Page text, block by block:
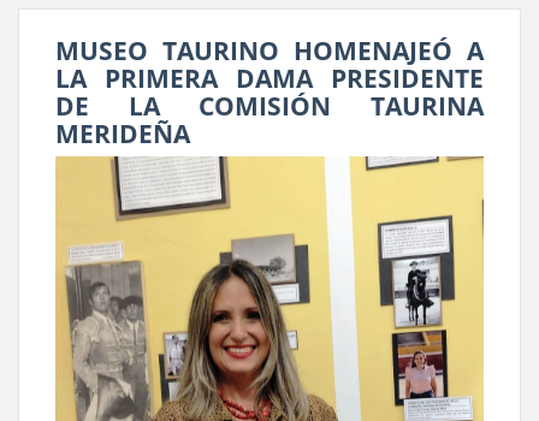
MUSEO TAURINO HOMENAJEÓ A
LA PRIMERA DAMA PRESIDENTE
DE LA COMISIÓN TAURINA
MERIDEÑA